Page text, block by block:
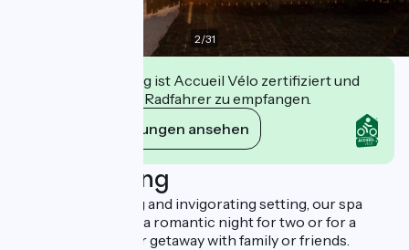
2/31
Diese Einrichtung ist Accueil Vélo zertifiziert und
verpflichtet sich, Radfahrer zu empfangen.
Ihre Verpflichtungen ansehen
Beschreibung
In a unique, relaxing and invigorating setting, our spa
cabins are ideal for a romantic night for two or for a
cocooning outdoor getaway with family or friends.